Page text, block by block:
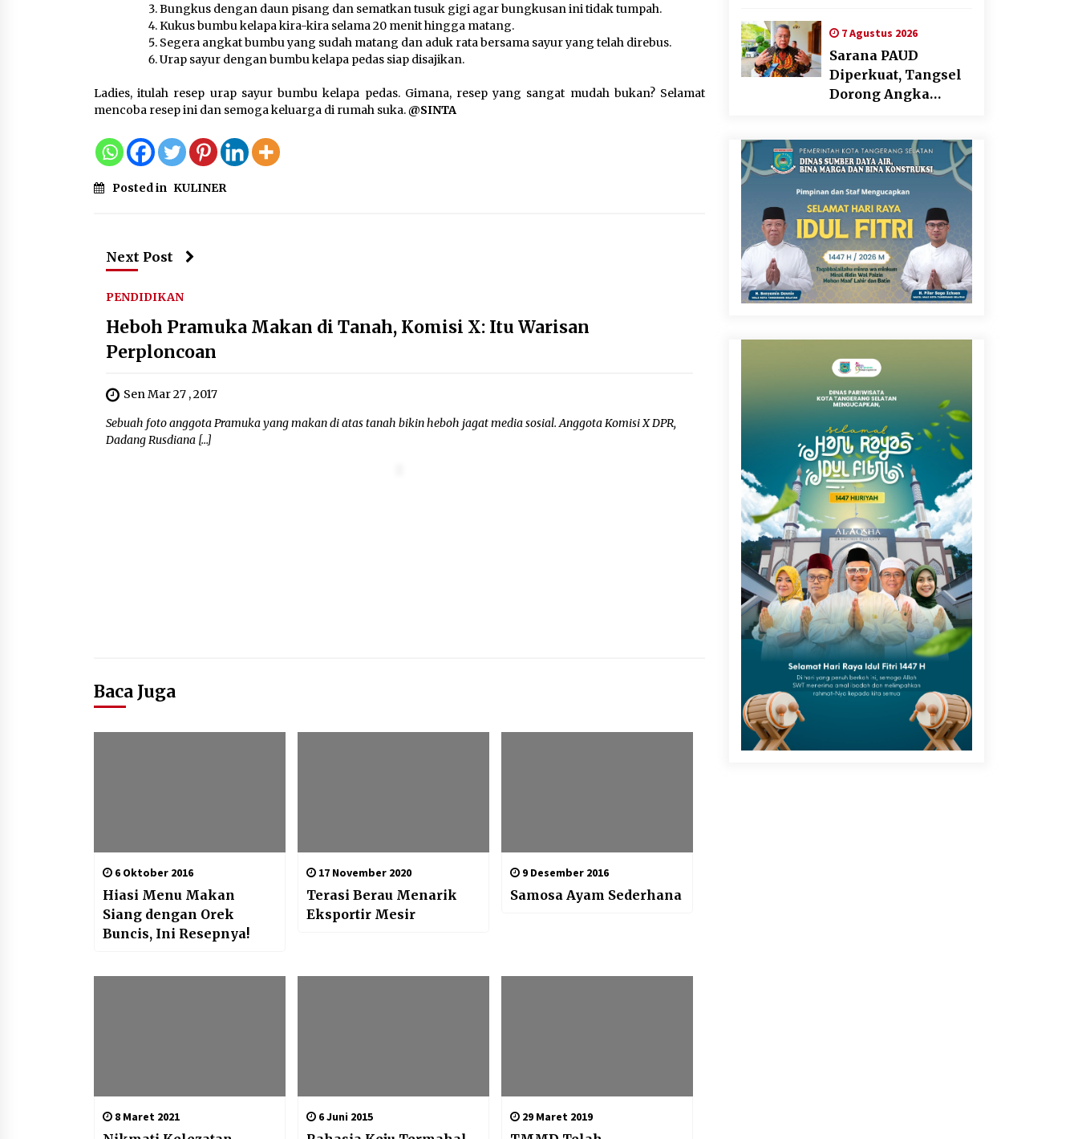
Bungkus dengan daun pisang dan sematkan tusuk gigi agar bungkusan ini tidak tumpah.
Kukus bumbu kelapa kira-kira selama 20 menit hingga matang.
Segera angkat bumbu yang sudah matang dan aduk rata bersama sayur yang telah direbus.
Urap sayur dengan bumbu kelapa pedas siap disajikan.
Ladies, itulah resep urap sayur bumbu kelapa pedas. Gimana, resep yang sangat mudah bukan? Selamat
mencoba resep ini dan semoga keluarga di rumah suka.@SINTA
Posted in KULINER
Next Post
PENDIDIKAN
Heboh Pramuka Makan di Tanah, Komisi X: Itu Warisan
Perploncoan
Sen Mar 27 , 2017
Sebuah foto anggota Pramuka yang makan di atas tanah bikin heboh jagat media sosial. Anggota Komisi X DPR,
Dadang Rusdiana […]
Baca Juga
6 Oktober 2016
Hiasi Menu Makan
Siang dengan Orek
Buncis, Ini Resepnya!
17 November 2020
Terasi Berau Menarik
Eksportir Mesir
9 Desember 2016
Samosa Ayam Sederhana
8 Maret 2021 6 Juni 2015 29 Maret 2019
Pengelolaan ,
Perumdam TKR
Didesak Transparan
7 Agustus 2026
Sarana PAUD
Diperkuat, Tangsel
Dorong Angka